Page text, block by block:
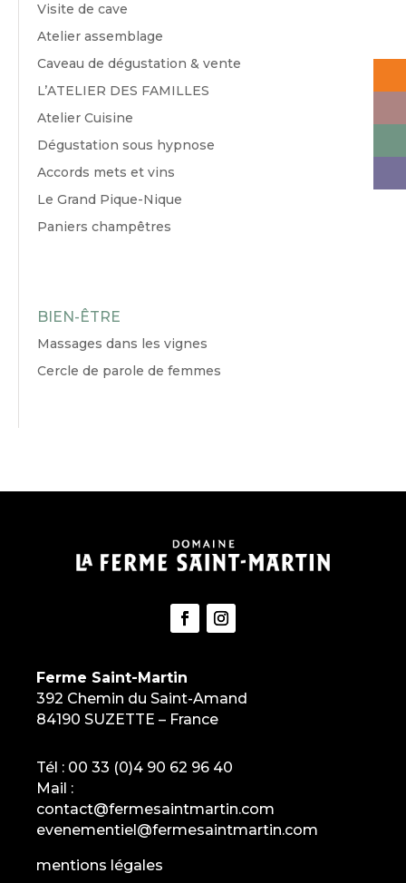
Visite de cave
Atelier assemblage
Caveau de dégustation & vente
L’ATELIER DES FAMILLES
Atelier Cuisine
Dégustation sous hypnose
Accords mets et vins
Le Grand Pique-Nique
Paniers champêtres
BIEN-ÊTRE
Massages dans les vignes
Cercle de parole de femmes
Ferme Saint-Martin
392 Chemin du Saint-Amand
84190 SUZETTE – France
Tél : 00 33 (0)4 90 62 96 40
Mail :
contact@fermesaintmartin.com
evenementiel@fermesaintmartin.com
mentions légales